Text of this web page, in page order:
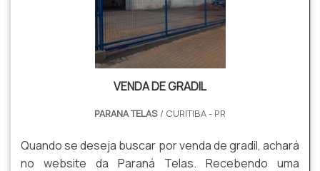
VENDA DE GRADIL
PARANA TELAS / CURITIBA - PR
Quando se deseja buscar por venda de gradil, achará
no website da Paraná Telas. Recebendo uma